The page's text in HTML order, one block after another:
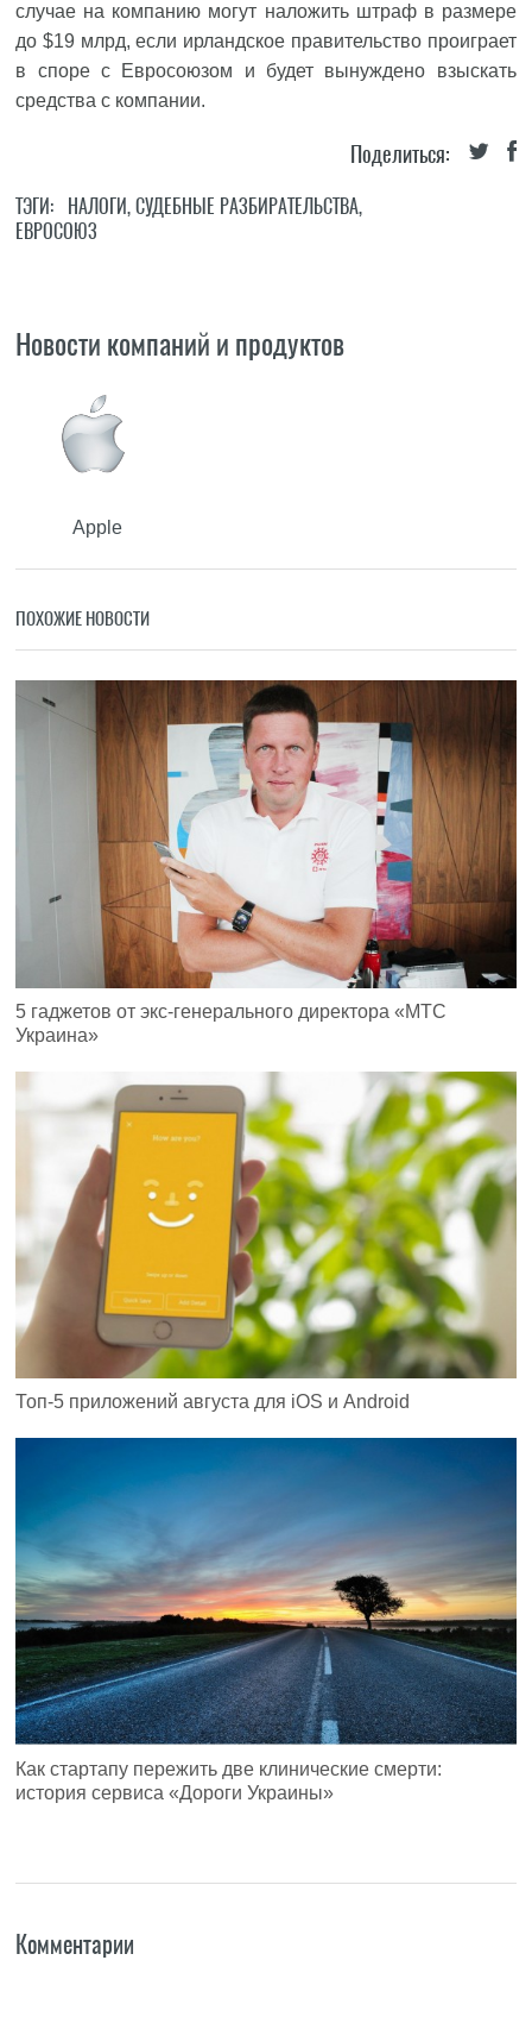
случае на компанию могут наложить штраф в размере
до $19 млрд, если ирландское правительство проиграет
в споре с Евросоюзом и будет вынуждено взыскать
средства с компании.
Поделиться:
ТЭГИ: НАЛОГИ,СУДЕБНЫЕ РАЗБИРАТЕЛЬСТВА,
ЕВРОСОЮЗ
Новости компаний и продуктов
Apple
ПОХОЖИЕ НОВОСТИ
5 гаджетов от экс-генерального директора «МТС
Украина»
Топ-5 приложений августа для iOS и Android
Как стартапу пережить две клинические смерти:
история сервиса «Дороги Украины»
Комментарии